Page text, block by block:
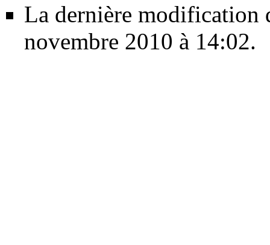
La dernière modification
novembre 2010 à 14:02.